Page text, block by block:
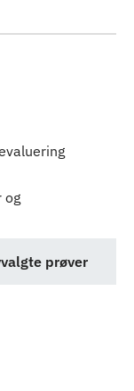
og
prøver